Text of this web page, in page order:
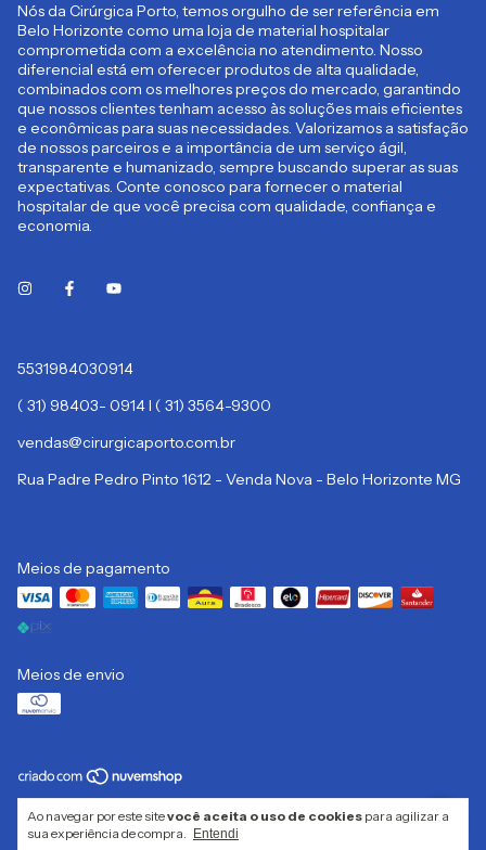
Ao navegar por este sitevocê aceita o uso de cookies para agilizar a
sua experiência de compra.
Entendi
Nós da Cirúrgica Porto, temos orgulho de ser referência em
Belo Horizonte como uma loja de material hospitalar
comprometida com a excelência no atendimento. Nosso
diferencial está em oferecer produtos de alta qualidade,
combinados com os melhores preços do mercado, garantindo
que nossos clientes tenham acesso às soluções mais eficientes
e econômicas para suas necessidades. Valorizamos a satisfação
de nossos parceiros e a importância de um serviço ágil,
transparente e humanizado, sempre buscando superar as suas
expectativas. Conte conosco para fornecer o material
hospitalar de que você precisa com qualidade, confiança e
economia.
5531984030914
( 31) 98403- 0914 I ( 31) 3564-9300
vendas@cirurgicaporto.com.br
Rua Padre Pedro Pinto 1612 - Venda Nova - Belo Horizonte MG
Meios de pagamento
Meios de envio
Copyright CIRURGICA PORTO LTDA - 32332313000133 - 2026. Todos os
direitos reservados.